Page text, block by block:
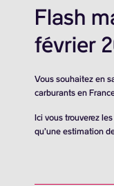
Flash
février
Vous souhaitez en
carburants en
Ici vous trouverez
qu’une estimation